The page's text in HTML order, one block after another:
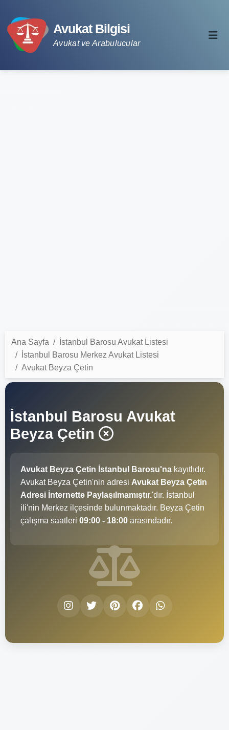
Avukat Bilgisi
Avukat ve Arabulucular
Ana Sayfa
İstanbul Barosu Avukat Listesi
İstanbul Barosu Merkez Avukat Listesi
Avukat Beyza Çetin
İstanbul Barosu Avukat
Beyza Çetin
Avukat Beyza Çetin İstanbul Barosu'na kayıtlıdır.
Avukat Beyza Çetin'nin adresi Avukat Beyza Çetin
Adresi İnternette Paylaşılmamıştır.'dır. İstanbul
ili'nin Merkez ilçesinde bulunmaktadır. Beyza Çetin
çalışma saatleri 09:00 - 18:00 arasındadır.